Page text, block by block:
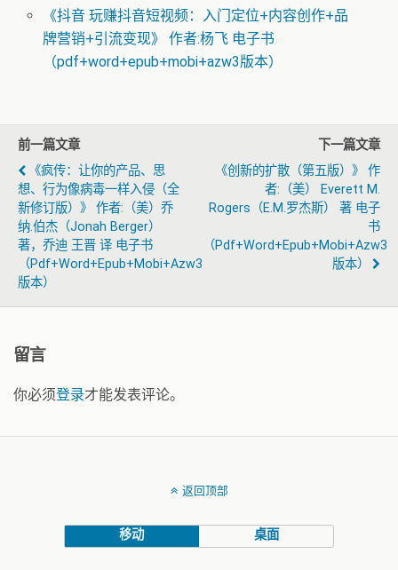
《抖音 玩赚抖音短视频：入门定位+内容创作+品
牌营销+引流变现》 作者:杨飞 电子书
（pdf+word+epub+mobi+azw3版本）
前一篇文章
《疯传：让你的产品、思
想、行为像病毒一样入侵（全
新修订版）》 作者:（美）乔
纳.伯杰（Jonah Berger）
著，乔迪 王晋 译 电子书
（pdf+word+epub+mobi+azw3
版本）
下一篇文章
《创新的扩散（第五版）》 作
者:（美） Everett M.
Rogers（E.M.罗杰斯） 著 电子
书
（pdf+word+epub+mobi+azw3
版本）
留言
你必须登录才能发表评论。
返回顶部
移动 桌面